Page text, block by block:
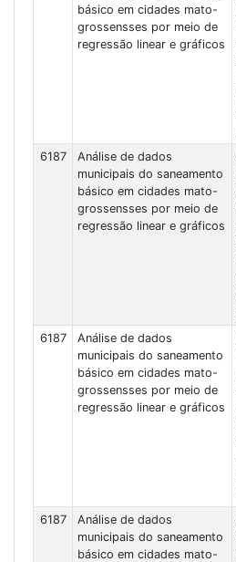
básico em cidades mato-
grossensses por meio de
regressão linear e gráficos
6187
Análise de dados
municipais do saneamento
básico em cidades mato-
grossensses por meio de
regressão linear e gráficos
6187
Análise de dados
municipais do saneamento
básico em cidades mato-
grossensses por meio de
regressão linear e gráficos
6187
Análise de dados
municipais do saneamento
básico em cidades mato-